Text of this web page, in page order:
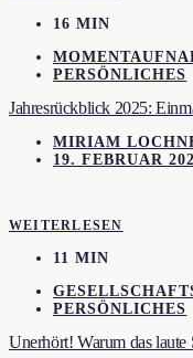
16 MIN
PERSÖNLICHES
Jahresrückblick 2025:
MIRIAM
19. FEBRUAR
WEITERLESEN
11 MIN
PERSÖNLICHES
Unerhört! Warum das laute